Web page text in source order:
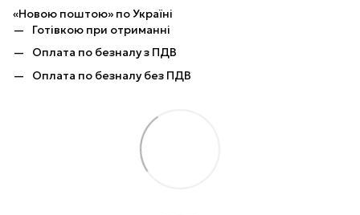
«Новою поштою» по Україні
Готівкою при отриманні
Оплата по безналу з ПДВ
Оплата по безналу без ПДВ